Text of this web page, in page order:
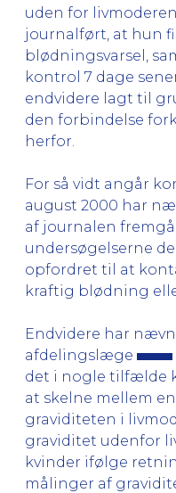
uden for
journalført, at hun
blødningsvarsel,
kontrol 7 dage
endvidere lagt til
den forbindelse
herfor.
For så vidt angår
august 2000 har
af journalen
undersøgelserne
opfordret til at
kraftig blødning
Endvidere har
afdelingslæge
det i nogle tilfælde
at skelne mellem
graviditeten i
graviditet udenfor
kvinder ifølge
målinger af